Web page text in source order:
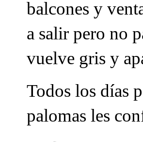
balcones y
a salir pero no
vuelve gris y
Todos los días
palomas les